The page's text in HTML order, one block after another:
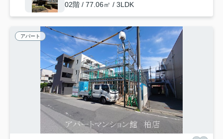
02階 / 77.06㎡ / 3LDK
アパート